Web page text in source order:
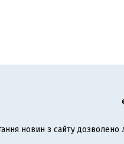
новин з сайту